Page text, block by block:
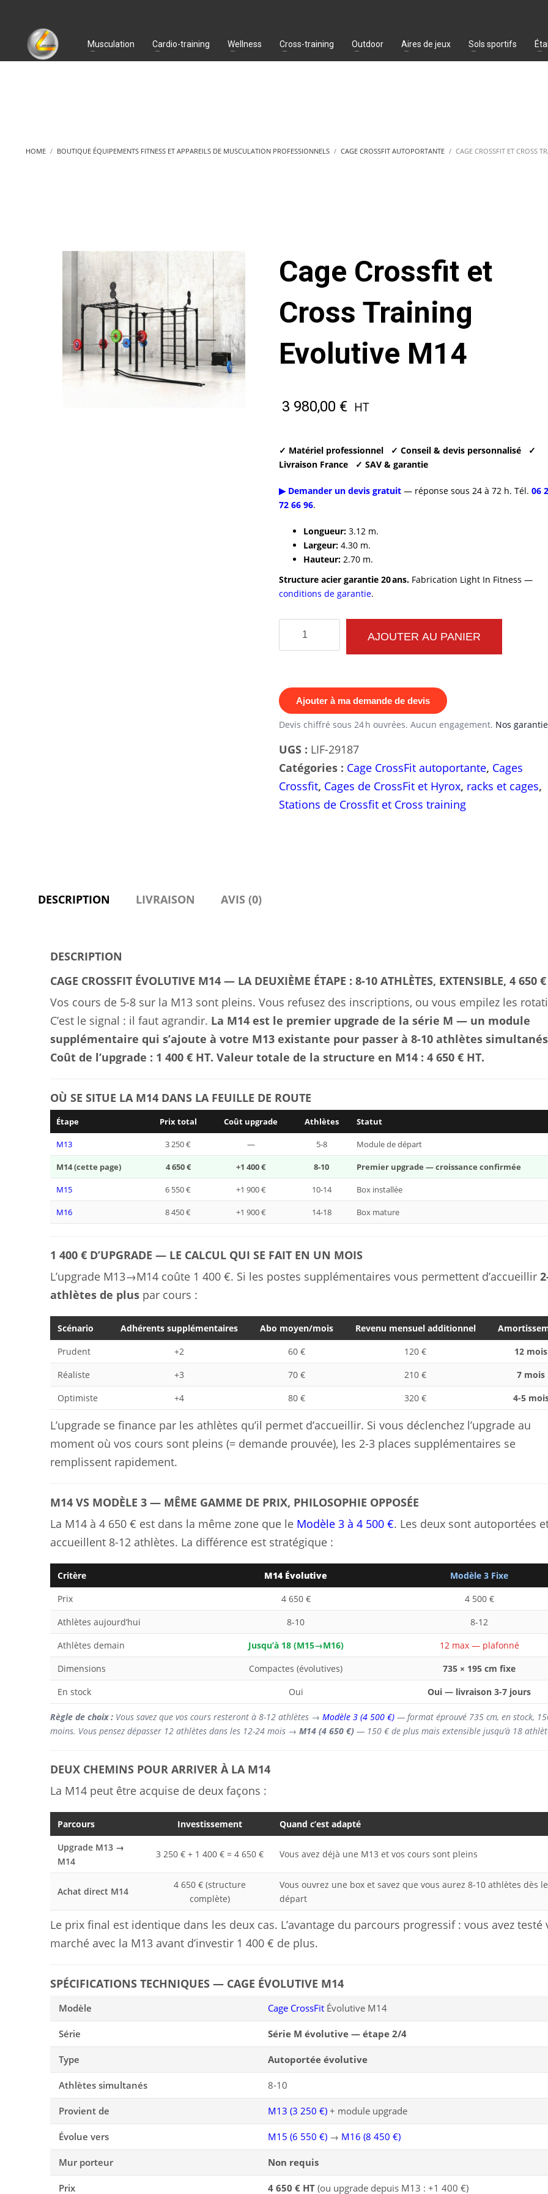
Musculation Cardio-training Wellness Cross-training Outdoor Aires de jeux Sols sportifs
HOME BOUTIQUE ÉQUIPEMENTS FITNESS ET APPAREILS DE MUSCULATION PROFESSIONNELS CAGE CROSSFIT AUTOPORTANTE CAGE CROSSFIT ET CROSS
Cage Crossfit et
Cross Training
Evolutive M14
3 980,00 € HT
✓ Matériel professionnel ✓ Conseil & devis personnalisé
✓
Livraison France
✓ SAV & garantie
▶ Demander un devis gratuit— réponse sous 24 à 72 h. Tél. 06
72 66 96.
Longueur:3.12 m.
Largeur:4.30 m.
Hauteur:2.70 m.
Structure acier garantie 20 ans.Fabrication Light In Fitness —
conditions de garantie.
quantité
de
et
Cross
Evolutive
M14
AJOUTER AU PANIER
Ajouter à ma demande de devis
Devis chiffré sous 24 h ouvrées. Aucun engagement. Nos
UGS : LIF-29187
Catégories : Cage CrossFit autoportante, Cages
Crossfit, Cages de CrossFit et Hyrox, racks et cages,
Stations de Crossfit et Cross training
DESCRIPTION LIVRAISON AVIS (0)
DESCRIPTION
CAGE CROSSFIT ÉVOLUTIVE M14 — LA DEUXIÈME ÉTAPE : 8-10 ATHLÈTES, EXTENSIBLE, 4 650 €
Vos cours de 5-8 sur la M13 sont pleins. Vous refusez des inscriptions, ou vous empilez les
C’est le signal : il faut agrandir. La M14 est le premier upgrade de la série M — un module
supplémentaire qui s’ajoute à votre M13 existante pour passer à 8-10 athlètes
Coût de l’upgrade : 1 400 € HT. Valeur totale de la structure en M14 : 4 650 € HT.
OÙ SE SITUE LA M14 DANS LA FEUILLE DE ROUTE
Étape Prix total Coût upgrade Athlètes Statut
M13 3 250 € — 5-8 Module de départ
M14 (cette page) 4 650 € +1 400 € 8-10 Premier upgrade — croissance confirmée
M15 6 550 € +1 900 € 10-14 Box installée
M16 8 450 € +1 900 € 14-18 Box mature
1 400 € D’UPGRADE — LE CALCUL QUI SE FAIT EN UN MOIS
L’upgrade M13→M14 coûte 1 400 €. Si les postes supplémentaires vous permettent d’accueillir
athlètes de plus par cours :
Scénario Adhérents supplémentaires Abo moyen/mois Revenu mensuel additionnel
Prudent
+2 60 € 120 €
12 mois
Réaliste
+3 70 € 210 €
7 mois
Optimiste
+4 80 € 320 € 4-5
L’upgrade se finance par les athlètes qu’il permet d’accueillir. Si vous déclenchez l’upgrade au
moment où vos cours sont pleins (= demande prouvée), les 2-3 places supplémentaires se
remplissent rapidement.
M14 VS MODÈLE 3 — MÊME GAMME DE PRIX, PHILOSOPHIE OPPOSÉE
La M14 à 4 650 € est dans la même zone que le Modèle 3 à 4 500 €. Les deux sont autoportées
accueillent 8-12 athlètes. La différence est stratégique :
Critère M14 Évolutive
Modèle 3 Fixe
Prix
4 650 €
4 500 €
Athlètes aujourd’hui
8-10
8-12
Athlètes demain
Jusqu’à 18 (M15→M16)
12 max — plafonné
Dimensions
Compactes (évolutives)
735 × 195 cm fixe
En stock
Oui Oui — livraison 3-7 jours
Règle de choix : Vous savez que vos cours resteront à 8-12 athlètes → Modèle 3 (4 500 €) — format éprouvé 735 cm, en stock,
moins. Vous pensez dépasser 12 athlètes dans les 12-24 mois → M14 (4 650 €) — 150 € de plus mais extensible jusqu’à 18
DEUX CHEMINS POUR ARRIVER À LA M14
La M14 peut être acquise de deux façons :
Parcours Investissement
Quand c’est adapté
Upgrade M13 →
M14
3 250 € + 1 400 € = 4 650 € Vous avez déjà une M13 et vos cours sont pleins
Achat direct M14
4 650 € (structure
complète)
Vous ouvrez une box et savez que vous aurez 8-10 athlètes dès le
départ
Le prix final est identique dans les deux cas. L’avantage du parcours progressif : vous avez testé
marché avec la M13 avant d’investir 1 400 € de plus.
SPÉCIFICATIONS TECHNIQUES — CAGE ÉVOLUTIVE M14
Modèle Cage CrossFit Évolutive M14
Série Série M évolutive — étape 2/4
Type Autoportée évolutive
Athlètes simultanés 8-10
Provient de M13 (3 250 €) + module upgrade
Évolue vers M15 (6 550 €) → M16 (8 450 €)
Mur porteur Non requis
Prix 4 650 € HT (ou upgrade depuis M13 : +1 400 €)